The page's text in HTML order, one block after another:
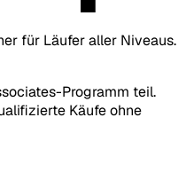
für Läufer aller Niveaus.
Programm teil.
Käufe ohne